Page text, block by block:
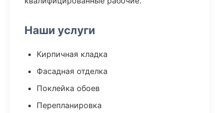
Наши услуги
Кирпичная кладка
Фасадная отделка
Поклейка обоев
Перепланировка